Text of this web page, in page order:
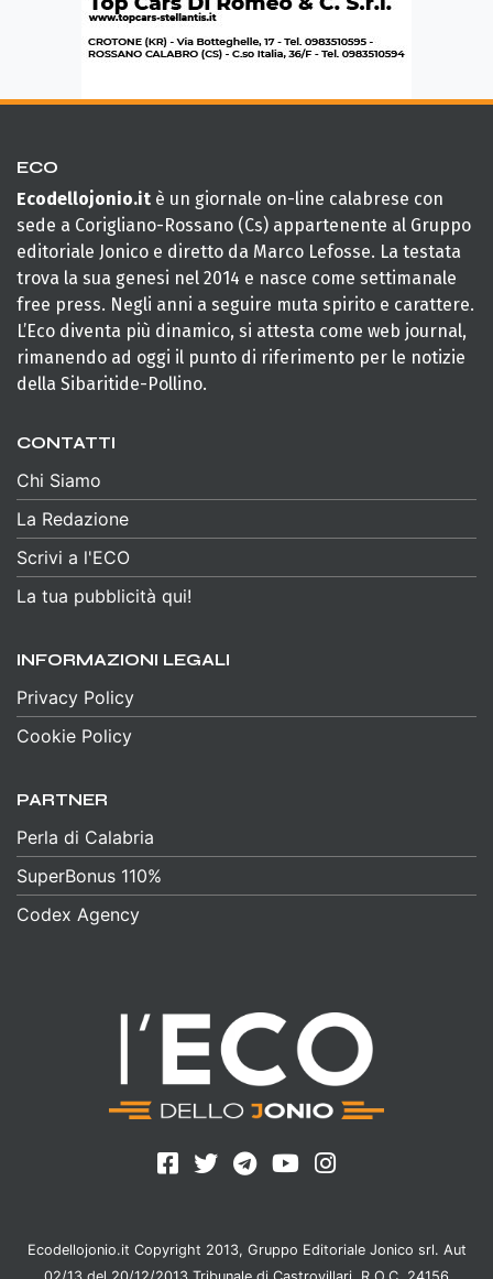
ECO
Ecodellojonio.it è un giornale on-line calabrese con
sede a Corigliano-Rossano (Cs) appartenente al Gruppo
editoriale Jonico e diretto da Marco Lefosse. La testata
trova la sua genesi nel 2014 e nasce come settimanale
free press. Negli anni a seguire muta spirito e carattere.
L’Eco diventa più dinamico, si attesta come web journal,
rimanendo ad oggi il punto di riferimento per le notizie
della Sibaritide-Pollino.
CONTATTI
Chi Siamo
La Redazione
Scrivi a l'ECO
La tua pubblicità qui!
INFORMAZIONI LEGALI
Privacy Policy
Cookie Policy
PARTNER
Perla di Calabria
SuperBonus 110%
Codex Agency
Ecodellojonio.it Copyright 2013, Gruppo Editoriale Jonico srl. Aut